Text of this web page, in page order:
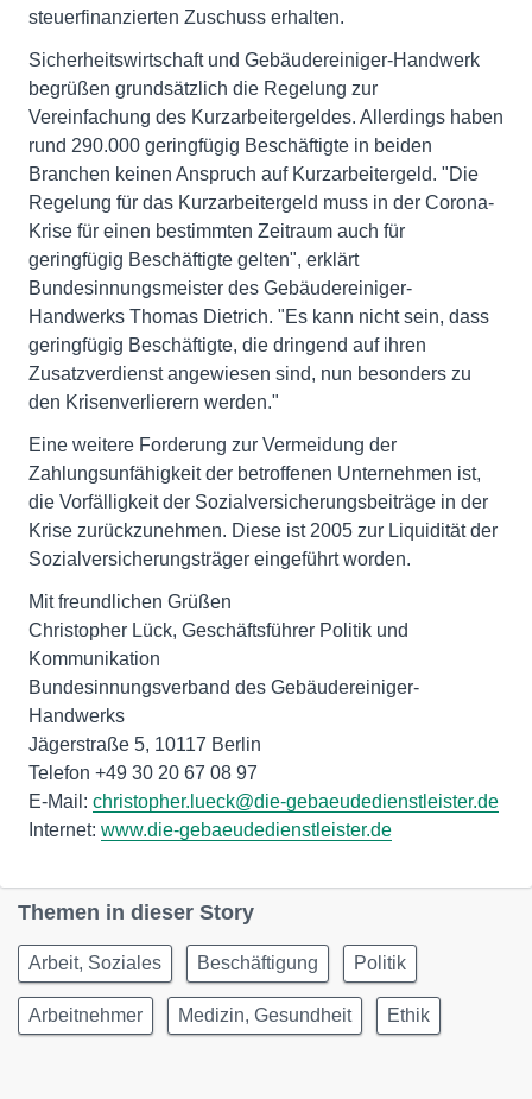
steuerfinanzierten Zuschuss erhalten.
Sicherheitswirtschaft und Gebäudereiniger-Handwerk
begrüßen grundsätzlich die Regelung zur
Vereinfachung des Kurzarbeitergeldes. Allerdings haben
rund 290.000 geringfügig Beschäftigte in beiden
Branchen keinen Anspruch auf Kurzarbeitergeld. "Die
Regelung für das Kurzarbeitergeld muss in der Corona-
Krise für einen bestimmten Zeitraum auch für
geringfügig Beschäftigte gelten", erklärt
Bundesinnungsmeister des Gebäudereiniger-
Handwerks Thomas Dietrich. "Es kann nicht sein, dass
geringfügig Beschäftigte, die dringend auf ihren
Zusatzverdienst angewiesen sind, nun besonders zu
den Krisenverlierern werden."
Eine weitere Forderung zur Vermeidung der
Zahlungsunfähigkeit der betroffenen Unternehmen ist,
die Vorfälligkeit der Sozialversicherungsbeiträge in der
Krise zurückzunehmen. Diese ist 2005 zur Liquidität der
Sozialversicherungsträger eingeführt worden.
Mit freundlichen Grüßen
Christopher Lück, Geschäftsführer Politik und
Kommunikation
Bundesinnungsverband des Gebäudereiniger-
Handwerks
Jägerstraße 5, 10117 Berlin
Telefon +49 30 20 67 08 97
E-Mail: christopher.lueck@die-gebaeudedienstleister.de
Internet: www.die-gebaeudedienstleister.de
Themen in dieser Story
Arbeit, Soziales Beschäftigung Politik
Arbeitnehmer Medizin, Gesundheit Ethik